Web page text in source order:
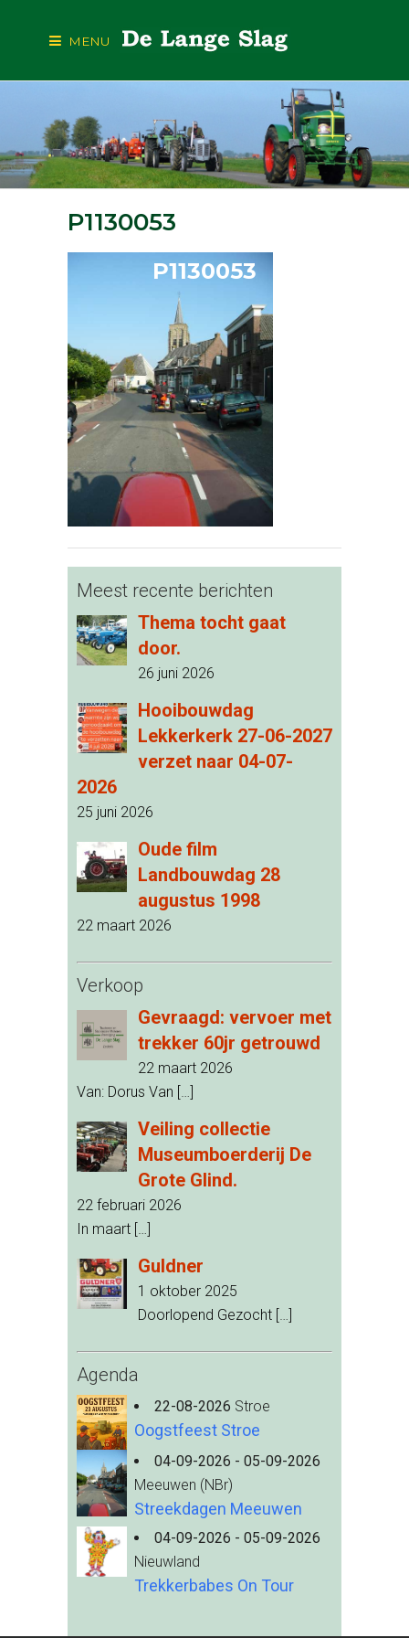
MENU
P1130053
P1130053
Meest recente berichten
Thema tocht gaat
door.
26 juni 2026
Hooibouwdag
Lekkerkerk 27-06-2027
verzet naar 04-07-
2026
25 juni 2026
Oude film
Landbouwdag 28
augustus 1998
22 maart 2026
Verkoop
Gevraagd: vervoer met
trekker 60jr getrouwd
22 maart 2026
Van: Dorus Van […]
Veiling collectie
Museumboerderij De
Grote Glind.
22 februari 2026
In maart […]
Guldner
1 oktober 2025
Doorlopend Gezocht […]
Agenda
22-08-2026 Stroe
Oogstfeest Stroe
04-09-2026 - 05-09-2026
Meeuwen (NBr)
Streekdagen Meeuwen
04-09-2026 - 05-09-2026
Nieuwland
Trekkerbabes On Tour